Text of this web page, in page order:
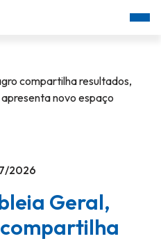
compartilha resultados,
novo espaço
2026
Geral,